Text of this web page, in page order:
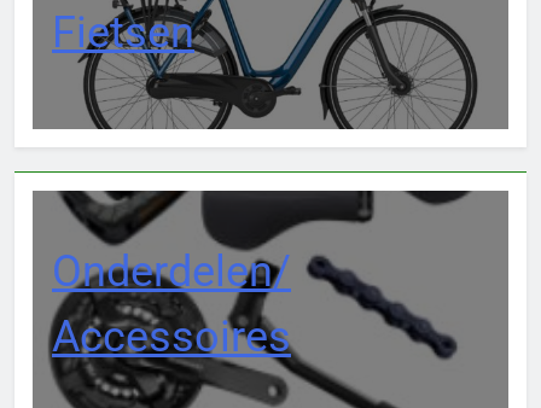
Fietsen
Onderdelen/
Accessoires